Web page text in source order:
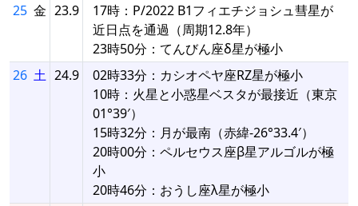
25 金 23.9
17時：P/2022 B1フィエチジョシュ彗星が
近日点を通過（周期12.8年）
23時50分：てんびん座δ星が極小
26 土 24.9
02時33分：カシオペヤ座RZ星が極小
10時：火星と小惑星ベスタが最接近（東京
01°39′）
15時32分：月が最南（赤緯-26°33.4′）
20時00分：ペルセウス座β星アルゴルが極
小
20時46分：おうし座λ星が極小